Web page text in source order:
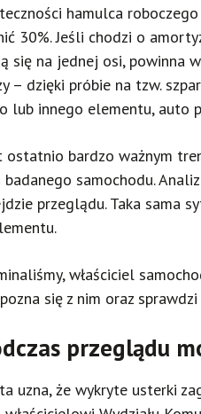
hamulca
30%. Jeśli chodzi o
się na jednej osi, powinna
– dzięki próbie na tzw.
lub innego elementu, auto
ostatnio bardzo ważnym
badanego samochodu.
przeglądu. Taka sama
właściciel
się z nim oraz sprawdzi
przeglądu
uzna, że wykryte usterki